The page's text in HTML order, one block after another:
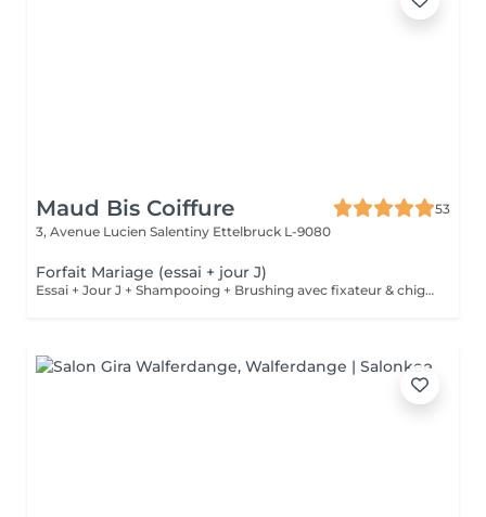
Maud Bis Coiffure
53
3, Avenue Lucien Salentiny Ettelbruck L-9080
Forfait Mariage (essai + jour J)
Essai + Jour J + Shampooing + Brushing avec fixateur & chignon